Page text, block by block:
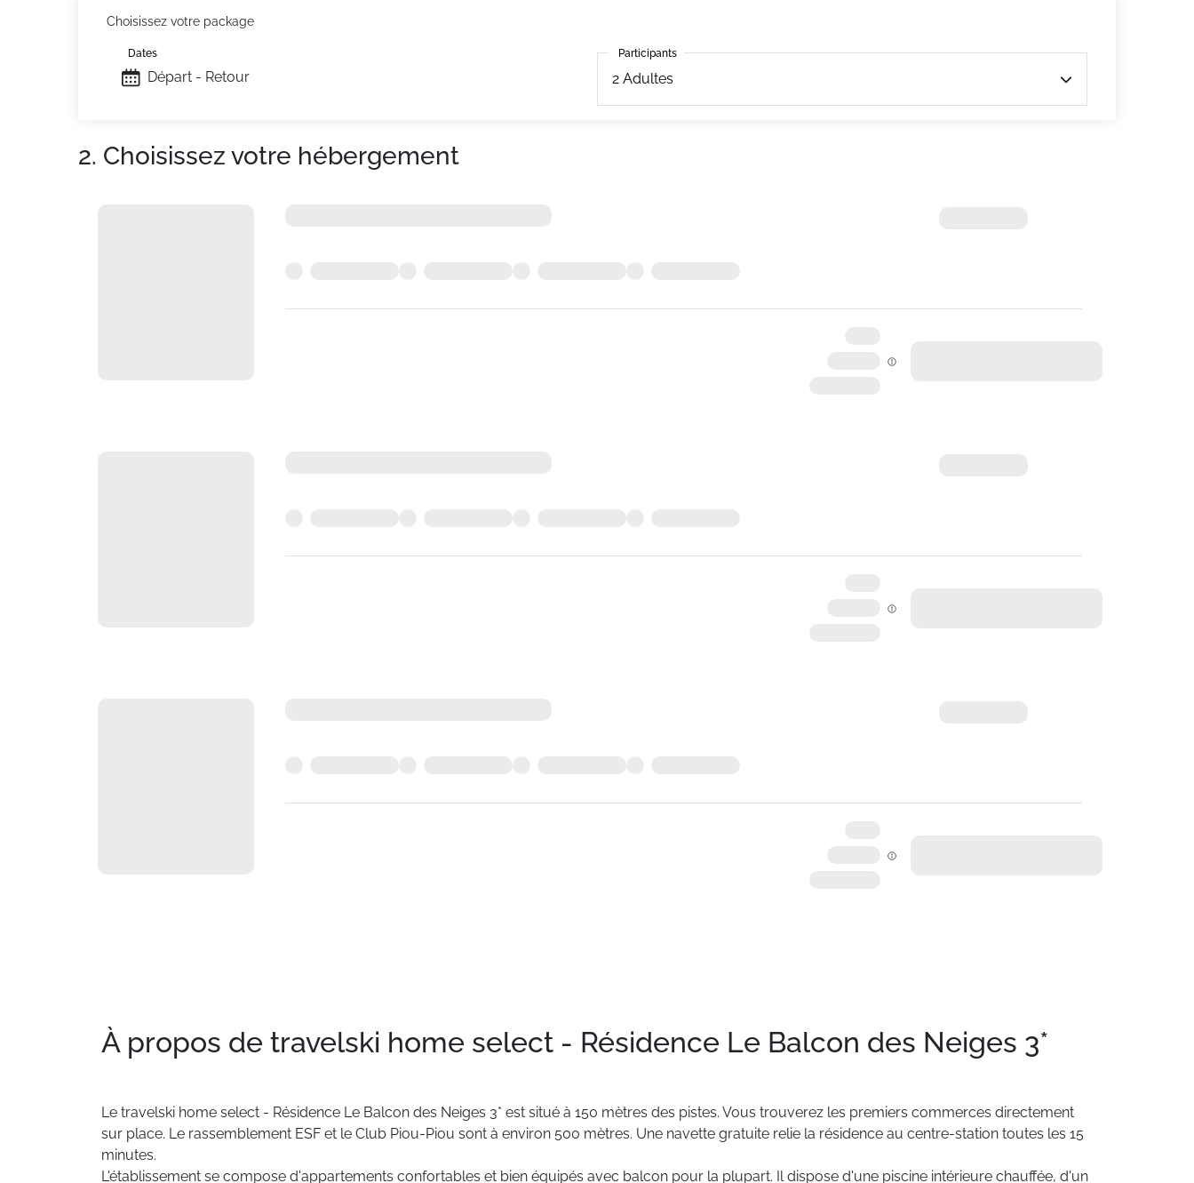
Choisissez votre package
Départ - Retour
Dates Participants
2 Adultes
Participants
2. Choisissez votre hébergement
À propos de travelski home select - Résidence Le Balcon des Neiges 3*
Le travelski home select - Résidence Le Balcon des Neiges 3* est situé à 150 mètres des pistes. Vous trouverez les premiers commerces directement
sur place. Le rassemblement ESF et le Club Piou-Piou sont à environ 500 mètres. Une navette gratuite relie la résidence au centre-station toutes les 15
minutes.
L'établissement se compose d'appartements confortables et bien équipés avec balcon pour la plupart. Il dispose d'une piscine intérieure chauffée, d'un